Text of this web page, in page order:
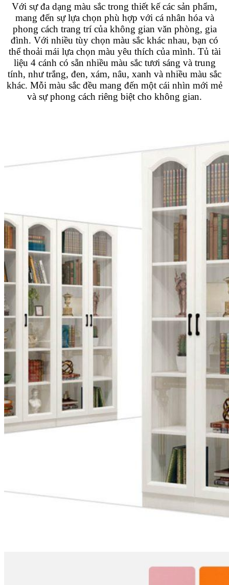
Với sựđa dạng màu sắc trong thiết kế các sản phẩm,
mang đến sự lựa chọn phù hợp với cá nhân hóa và
phong cách trang trí của không gian văn phòng, gia
đình. Với nhiều tùy chọn màu sắc khác nhau, bạn có
thể thoải mái lựa chọn màu yêu thích của mình. Tủ tài
liệu 4 cánh có sẵn nhiều màu sắc tươi sáng và trung
tính, như trắng, đen, xám, nâu, xanh và nhiều màu sắc
khác. Mỗi màu sắc đều mang đến một cái nhìn mới mẻ
và sự phong cách riêng biệt cho không gian.